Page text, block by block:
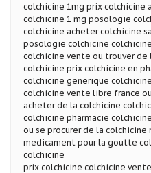
colchicine 1mg prix colchicine
colchicine 1 mg posologie
colchicine acheter colchicine
posologie colchicine
colchicine vente ou trouver de
colchicine prix colchicine en
colchicine generique
colchicine vente libre france
acheter de la colchicine
colchicine pharmacie
ou se procurer de la
medicament pour la goutte
colchicine
prix colchicine colchicine